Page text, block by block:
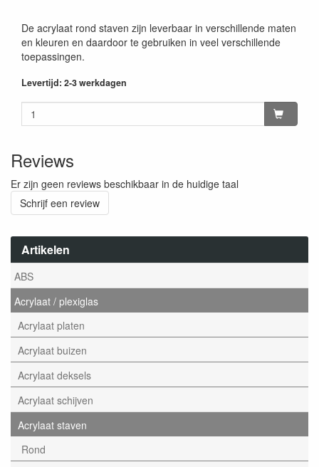
Artikelen
ABS
Acrylaat / plexiglas
Acrylaat platen
Acrylaat buizen
Acrylaat deksels
Acrylaat schijven
Acrylaat staven
Rond
De acrylaat rond staven zijn leverbaar in verschillende maten
en kleuren en daardoor te gebruiken in veel verschillende
toepassingen.
Levertijd: 2-3 werkdagen
Reviews
Er zijn geen reviews beschikbaar in de huidige taal
Schrijf een review